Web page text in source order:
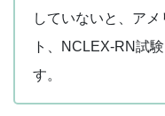
していないと、ア
ト、NCLEX-RN試
す。